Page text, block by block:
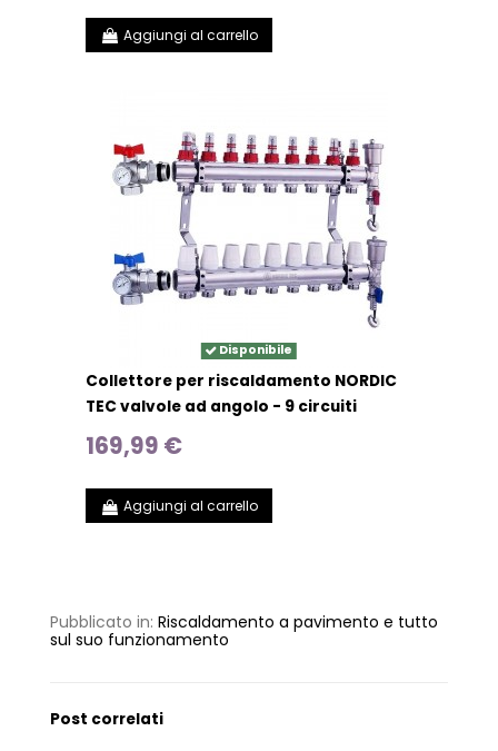
Aggiungi al carrello
Disponibile
Collettore per riscaldamento NORDIC
TEC valvole ad angolo - 9 circuiti
169,99 €
Aggiungi al carrello
Pubblicato in: Riscaldamento a pavimento e tutto
sul suo funzionamento
Post correlati